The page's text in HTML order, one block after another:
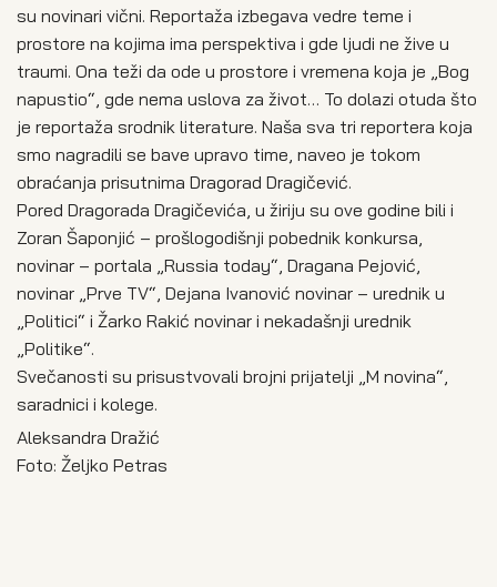
su novinari vični. Reportaža izbegava vedre teme i
prostore na kojima ima perspektiva i gde ljudi ne žive u
traumi. Ona teži da ode u prostore i vremena koja je „Bog
napustio“, gde nema uslova za život… To dolazi otuda što
je reportaža srodnik literature. Naša sva tri reportera koja
smo nagradili se bave upravo time, naveo je tokom
obraćanja prisutnima Dragorad Dragičević.
Pored Dragorada Dragičevića, u žiriju su ove godine bili i
Zoran Šaponjić – prošlogodišnji pobednik konkursa,
novinar – portala „Russia today“, Dragana Pejović,
novinar „Prve TV“, Dejana Ivanović novinar – urednik u
„Politici“ i Žarko Rakić novinar i nekadašnji urednik
„Politike“.
Svečanosti su prisustvovali brojni prijatelji „M novina“,
saradnici i kolege.
Aleksandra Dražić
Foto: Željko Petras